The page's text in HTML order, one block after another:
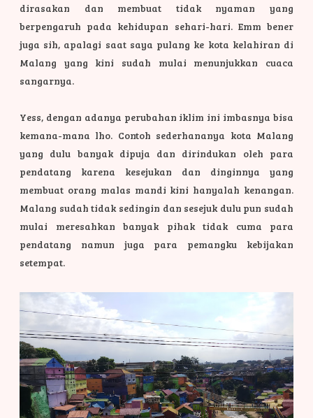
dirasakan dan membuat tidak nyaman yang
berpengaruh pada kehidupan sehari-hari. Emm bener
juga sih, apalagi saat saya pulang ke kota kelahiran di
Malang yang kini sudah mulai menunjukkan cuaca
sangarnya.
Yess, dengan adanya perubahan iklim ini imbasnya bisa
kemana-mana lho. Contoh sederhananya kota Malang
yang dulu banyak dipuja dan dirindukan oleh para
pendatang karena kesejukan dan dinginnya yang
membuat orang malas mandi kini hanyalah kenangan.
Malang sudah tidak sedingin dan sesejuk dulu pun sudah
mulai meresahkan banyak pihak tidak cuma para
pendatang namun juga para pemangku kebijakan
setempat.